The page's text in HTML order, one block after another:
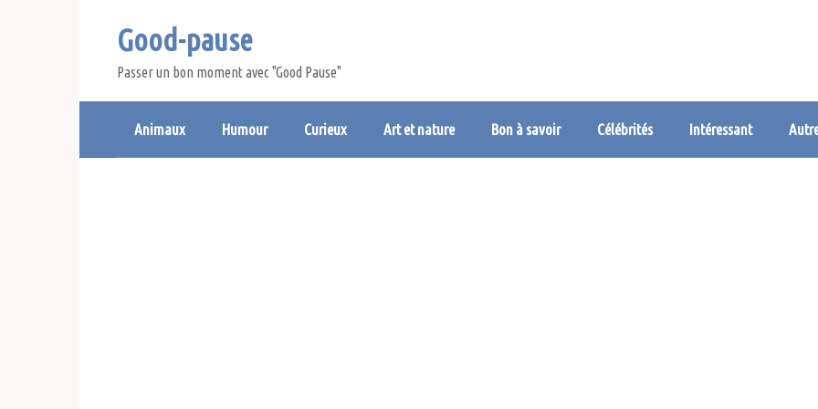
Good-pause
Passer un bon moment avec "Good Pause"
Animaux Humour Curieux Art et nature Bon à savoir Célébrités Intéressant